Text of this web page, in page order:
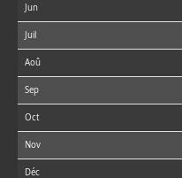
Jun
Juil
Aoû
Sep
Oct
Nov
Déc